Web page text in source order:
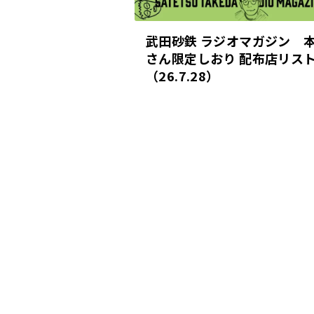
武田砂鉄 ラジオマガジン
さん限定しおり 配布店リス
（26.7.28）